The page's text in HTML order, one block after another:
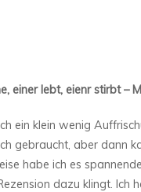
einer lebt, eienr stirbt –
ein klein wenig
gebraucht, aber dann
habe ich es
dazu klingt. Ich